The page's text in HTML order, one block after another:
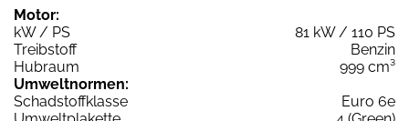
Motor:
kW / PS
81 kW / 110 PS
Treibstoff
Benzin
Hubraum
999 cm³
Umweltnormen:
Schadstoffklasse
Euro 6e